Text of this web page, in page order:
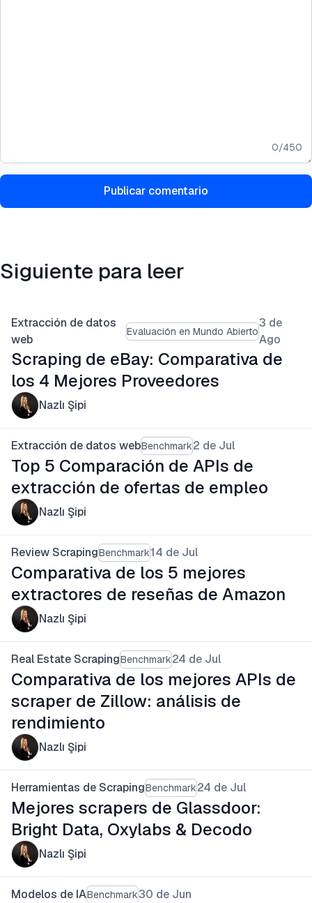
0/450
Publicar comentario
Siguiente para leer
Extracción de datos
web
Evaluación en Mundo Abierto
3 de
Ago
Scraping de eBay: Comparativa de
los 4 Mejores Proveedores
Nazlı Şipi
Extracción de datos webBenchmark2 de Jul
Top 5 Comparación de APIs de
extracción de ofertas de empleo
Nazlı Şipi
Review ScrapingBenchmark14 de Jul
Comparativa de los 5 mejores
extractores de reseñas de Amazon
Nazlı Şipi
Real Estate ScrapingBenchmark24 de Jul
Comparativa de los mejores APIs de
scraper de Zillow: análisis de
rendimiento
Nazlı Şipi
Herramientas de ScrapingBenchmark24 de Jul
Mejores scrapers de Glassdoor:
Bright Data, Oxylabs & Decodo
Nazlı Şipi
Modelos de IABenchmark30 de Jun